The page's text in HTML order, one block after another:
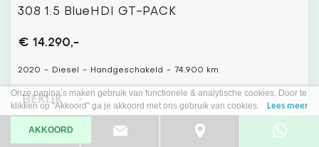
308 1.5 BlueHDI GT-PACK
€ 14.290,-
2020 - Diesel - Handgeschakeld - 74.900 km
BEKIJK
Onze pagina’s maken gebruik van functionele & analytische cookies. Door te
klikken op "Akkoord" ga je akkoord met ons gebruik van cookies.
Lees meer
AKKOORD